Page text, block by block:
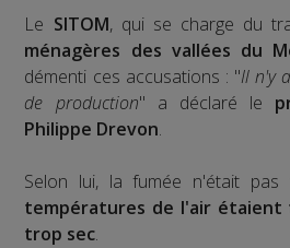
Le SITOM, qui se charge du
ménagères des vallées du
démenti ces accusations : "Il n'y
de production" a déclaré le
Philippe Drevon.
Selon lui, la fumée n'était pas
températures de l'air étaient
trop sec.